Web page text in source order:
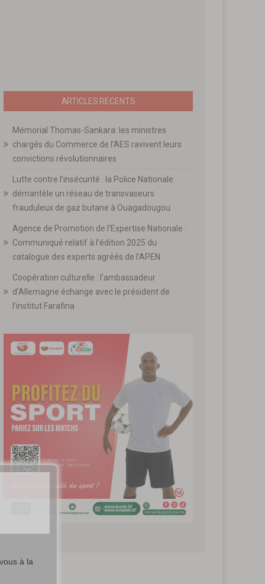
ARTICLES RECENTS
Mémorial Thomas-Sankara: les ministres
chargés du Commerce de l’AES ravivent leurs
convictions révolutionnaires
Lutte contre l’insécurité : la Police Nationale
démantèle un réseau de transvaseurs
frauduleux de gaz butane à Ouagadougou
Agence de Promotion de l’Expertise Nationale :
Communiqué relatif à l’édition 2025 du
catalogue des experts agréés de l’APEN
Coopération culturelle : l’ambassadeur
d’Allemagne échange avec le président de
l’institut Farafina
à la